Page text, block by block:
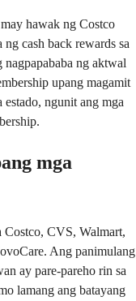
hawak ng Costco
cash back rewards sa
ng aktwal
upang magamit
estado, ngunit ang mga
mga
Costco, CVS, Walmart,
Ang panimulang
ay pare-pareho rin sa
lamang ang batayang